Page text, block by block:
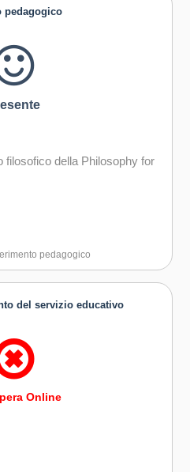
pedagogico
filosofico della Philosophy for
pedagogico
del servizio educativo
Online